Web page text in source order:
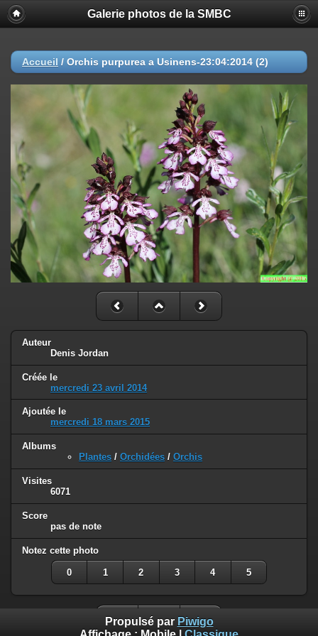
Galerie photos de la SMBC
Accueil / Orchis purpurea a Usinens-23:04:2014 (2)
Auteur
Denis Jordan
Créée le
mercredi 23 avril 2014
Ajoutée le
mercredi 18 mars 2015
Albums
Plantes / Orchidées / Orchis
Visites
6071
Score
pas de note
Notez cette photo
0 1 2 3 4 5
Propulsé par Piwigo